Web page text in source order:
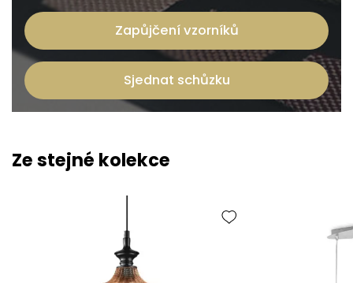
Zapůjčení vzorníků
Sjednat schůzku
Ze stejné kolekce